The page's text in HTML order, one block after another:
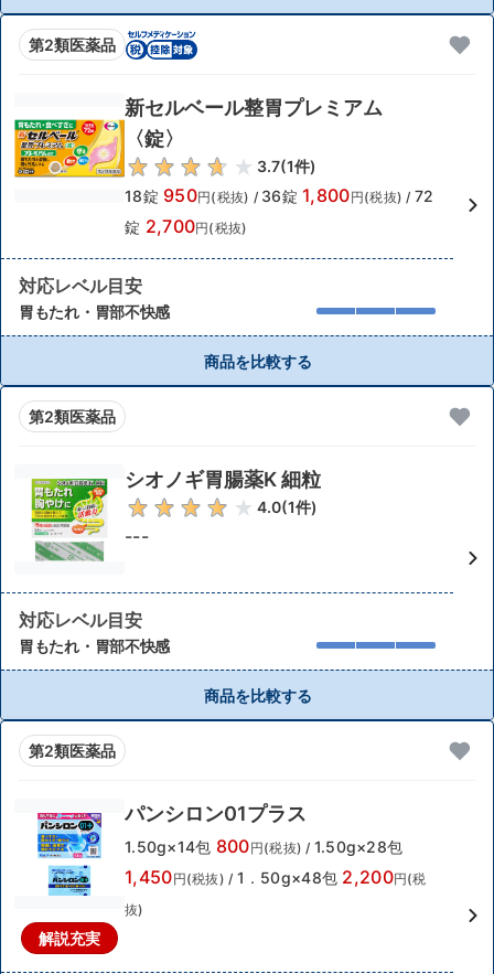
第2類医薬品
新セルベール整胃プレミアム
〈錠〉
3.7(1件)
18錠 950円(税抜) / 36錠 1,800円(税抜) / 72
錠 2,700円(税抜)
対応レベル目安
胃もたれ・胃部不快感
商品を比較する
第2類医薬品
シオノギ胃腸薬K 細粒
4.0(1件)
---
対応レベル目安
胃もたれ・胃部不快感
商品を比較する
第2類医薬品
解説充実
パンシロン01プラス
1.50g×14包 800円(税抜) / 1.50g×28包
1,450円(税抜) / 1．50g×48包 2,200円(税
抜)